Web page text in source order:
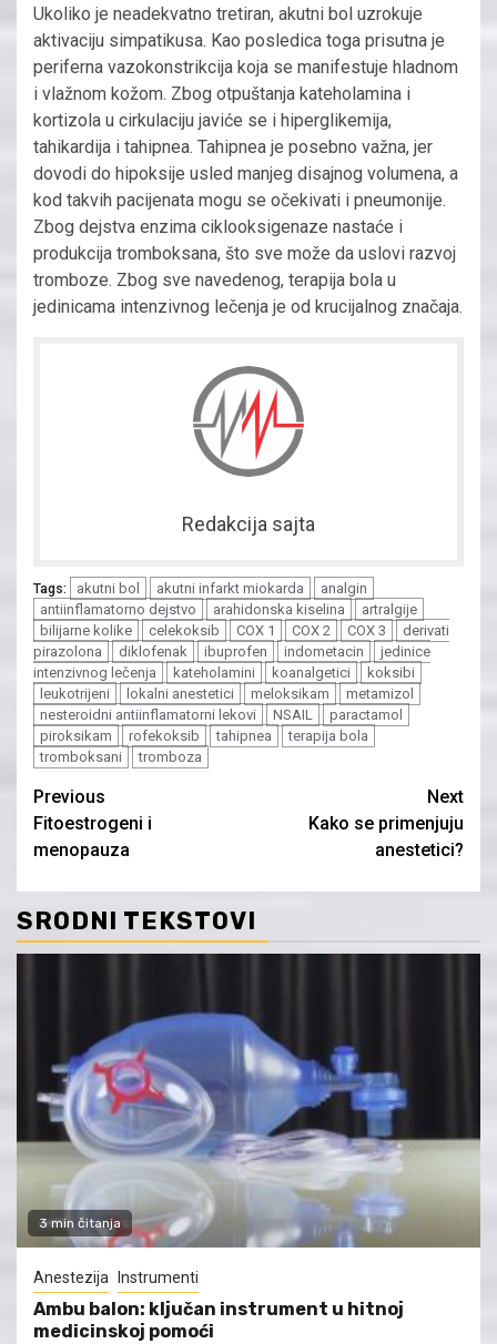
Ukoliko je neadekvatno tretiran, akutni bol uzrokuje
aktivaciju simpatikusa. Kao posledica toga prisutna je
periferna vazokonstrikcija koja se manifestuje hladnom
i vlažnom kožom. Zbog otpuštanja kateholamina i
kortizola u cirkulaciju javiće se i hiperglikemija,
tahikardija i tahipnea. Tahipnea je posebno važna, jer
dovodi do hipoksije usled manjeg disajnog volumena, a
kod takvih pacijenata mogu se očekivati i pneumonije.
Zbog dejstva enzima ciklooksigenaze nastaće i
produkcija tromboksana, što sve može da uslovi razvoj
tromboze. Zbog sve navedenog, terapija bola u
jedinicama intenzivnog lečenja je od krucijalnog značaja.
Redakcija sajta
Tags: akutni bol akutni infarkt miokarda
analgin
antiinflamatorno dejstvo
arahidonska kiselina
artralgije
bilijarne kolike
celekoksib COX 1 COX 2 COX 3
derivati
pirazolona
diklofenak ibuprofen indometacin
jedinice
intenzivnog lečenja
kateholamini koanalgetici
koksibi
leukotrijeni
lokalni anestetici meloksikam
metamizol
nesteroidni antiinflamatorni lekovi
NSAIL
paractamol
piroksikam
rofekoksib tahipnea
terapija bola
tromboksani
tromboza
Continue
Reading
Previous
Fitoestrogeni i
menopauza
Next
Kako se primenjuju
anestetici?
SRODNI TEKSTOVI
3 min čitanja
Anestezija Instrumenti
Ambu balon: ključan instrument u hitnoj
medicinskoj pomoći